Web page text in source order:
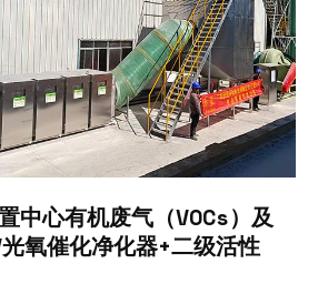
中心有机废气（VOCs）及
氧催化净化器+二级活性